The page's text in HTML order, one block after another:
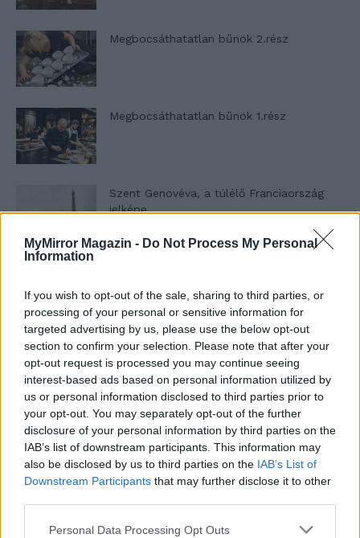
MyMirror Magazin - Do Not Process My Personal
Information
If you wish to opt-out of the sale, sharing to third parties, or
processing of your personal or sensitive information for
targeted advertising by us, please use the below opt-out
section to confirm your selection. Please note that after your
opt-out request is processed you may continue seeing
interest-based ads based on personal information utilized by
us or personal information disclosed to third parties prior to
your opt-out. You may separately opt-out of the further
disclosure of your personal information by third parties on the
IAB’s list of downstream participants. This information may
also be disclosed by us to third parties on the IAB’s List of
Downstream Participants that may further disclose it to other
Personal Data Processing Opt Outs
Megbocsáthatatlan bűnök 2.rész
Megbocsáthatatlan bűnök 1.rész
Szent Genovéva, a túlélő Franciaország
jelképe
Minka 11. rész
T. szereti a fiatal lányokat 14. rész
Pedig szóltam… – Miért nem hiszünk a